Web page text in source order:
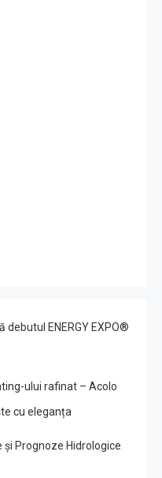
debutul ENERGY EXPO®
ului rafinat – Acolo
cu eleganța
Prognoze Hidrologice